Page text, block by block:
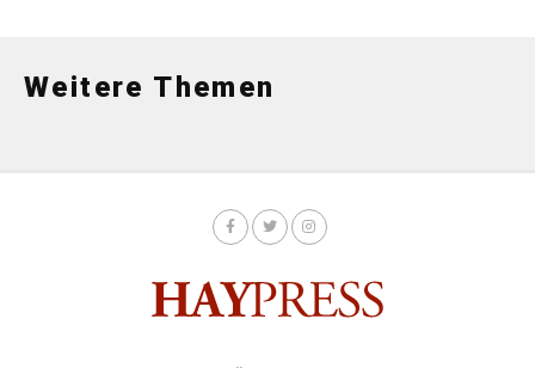
Weitere Themen